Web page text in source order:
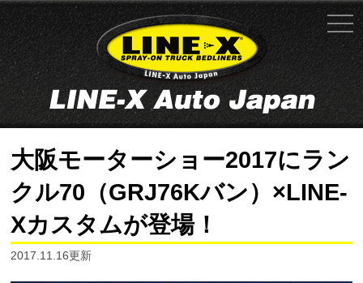
大阪モーターショー2017にラン
クル70（GRJ76Kバン）×LINE-
Xカスタムが登場！
2017.11.16更新